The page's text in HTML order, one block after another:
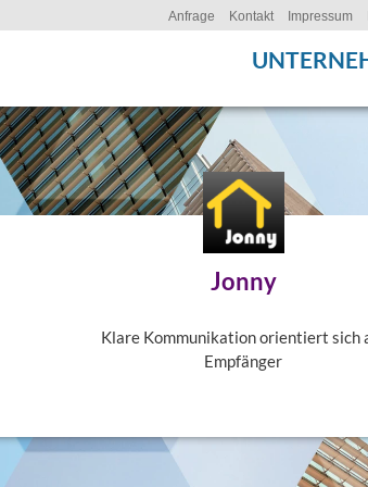
Jonny
Klare Kommunikation orientiert sich
Empfänger
Anfrage Kontakt Impressum